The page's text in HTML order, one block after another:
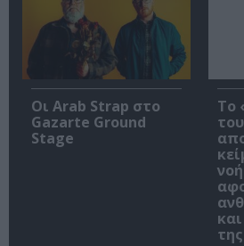
Οι Arab Strap στο
Gazarte Ground
Stage
Το
της